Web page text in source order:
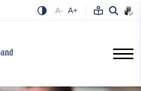
A- A+